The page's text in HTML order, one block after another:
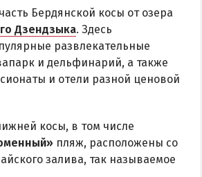
Бердянской косы от озера
Дзендзыка. Здесь
развлекательные
и дельфинарий, а также
и отели разной ценовой
косы, в том числе
пляж, расположены со
залива, так называемое